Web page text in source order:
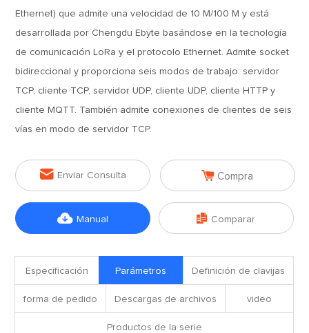
Ethernet) que admite una velocidad de 10 M/100 M y está
desarrollada por Chengdu Ebyte basándose en la tecnología
de comunicación LoRa y el protocolo Ethernet. Admite socket
bidireccional y proporciona seis modos de trabajo: servidor
TCP, cliente TCP, servidor UDP, cliente UDP, cliente HTTP y
cliente MQTT. También admite conexiones de clientes de seis
vías en modo de servidor TCP.
 Enviar Consulta  Compra
 Manual  Comparar
Especificación Parámetros Definición de clavijas
forma de pedido Descargas de archivos video
Productos de la serie